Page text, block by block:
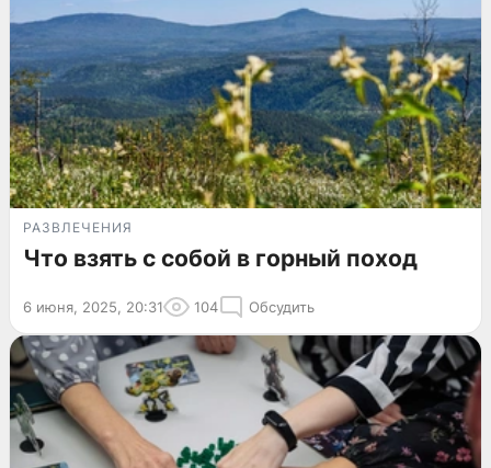
РАЗВЛЕЧЕНИЯ
Что взять с собой в горный поход
6 июня, 2025, 20:31 104 Обсудить